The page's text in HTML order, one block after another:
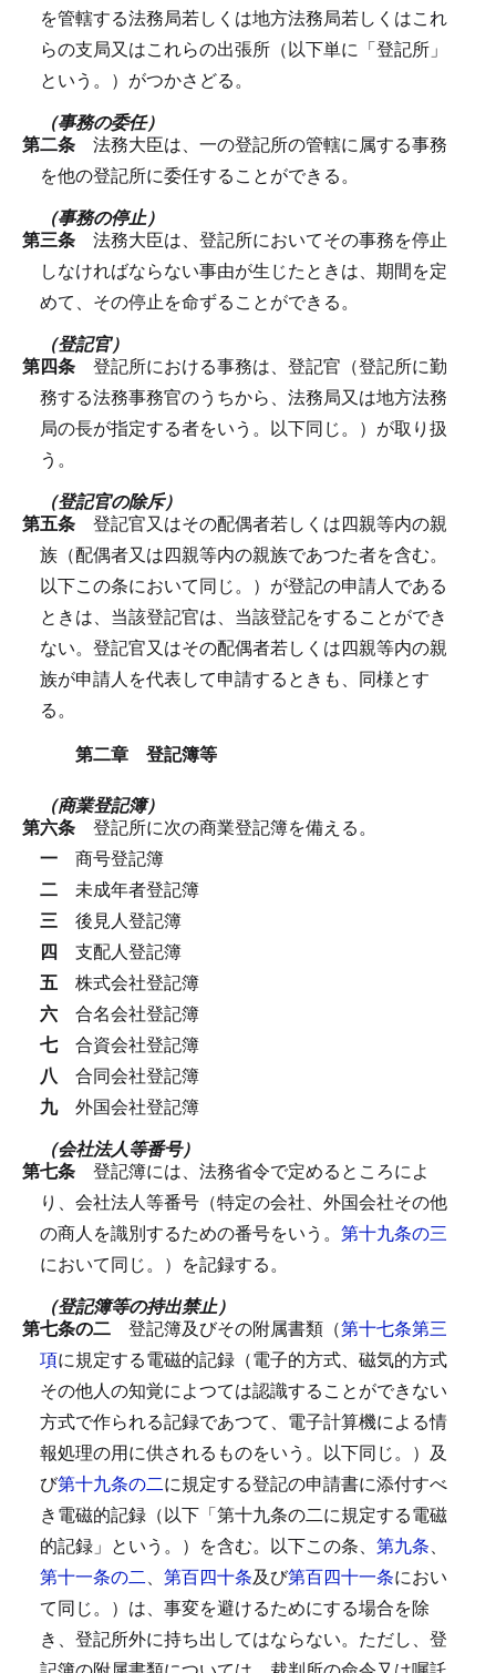
を管轄する法務局若しくは地方法務局若しくはこれ
らの支局又はこれらの出張所（以下単に「登記所」
という。）がつかさどる。
（事務の委任）
第二条 法務大臣は、一の登記所の管轄に属する事務
を他の登記所に委任することができる。
（事務の停止）
第三条 法務大臣は、登記所においてその事務を停止
しなければならない事由が生じたときは、期間を定
めて、その停止を命ずることができる。
（登記官）
第四条 登記所における事務は、登記官（登記所に勤
務する法務事務官のうちから、法務局又は地方法務
局の長が指定する者をいう。以下同じ。）が取り扱
う。
（登記官の除斥）
第五条 登記官又はその配偶者若しくは四親等内の親
族（配偶者又は四親等内の親族であつた者を含む。
以下この条において同じ。）が登記の申請人である
ときは、当該登記官は、当該登記をすることができ
ない。 登記官又はその配偶者若しくは四親等内の親
族が申請人を代表して申請するときも、同様とす
る。
第二章 登記簿等
（商業登記簿）
第六条 登記所に次の商業登記簿を備える。
一 商号登記簿
二 未成年者登記簿
三 後見人登記簿
四 支配人登記簿
五 株式会社登記簿
六 合名会社登記簿
七 合資会社登記簿
八 合同会社登記簿
九 外国会社登記簿
（会社法人等番号）
第七条 登記簿には、法務省令で定めるところによ
り、会社法人等番号（特定の会社、外国会社その他
の商人を識別するための番号をいう。 第十九条の三
において同じ。）を記録する。
（登記簿等の持出禁止）
第七条の二 登記簿及びその附属書類（第十七条第三
項に規定する電磁的記録（電子的方式、磁気的方式
その他人の知覚によつては認識することができない
方式で作られる記録であつて、電子計算機による情
報処理の用に供されるものをいう。以下同じ。）及
び第十九条の二に規定する登記の申請書に添付すべ
き電磁的記録（以下「第十九条の二に規定する電磁
的記録」という。）を含む。以下この条、 第九条、
第十一条の二、 第百四十条及び第百四十一条におい
て同じ。）は、事変を避けるためにする場合を除
き、登記所外に持ち出してはならない。 ただし、登